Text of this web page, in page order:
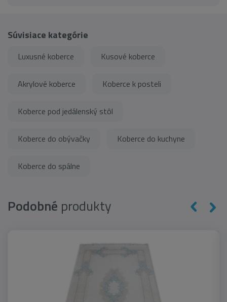
Súvisiace kategórie
Luxusné koberce Kusové koberce
Akrylové koberce Koberce k posteli
Koberce pod jedálenský stôl
Koberce do obývačky Koberce do kuchyne
Koberce do spálne
Podobné produkty